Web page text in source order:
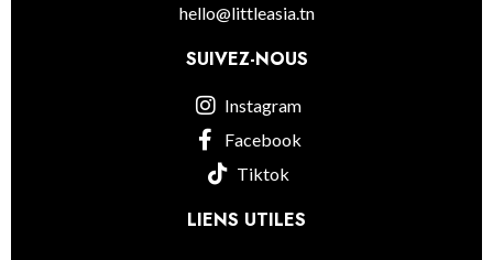
hello@littleasia.tn
SUIVEZ-NOUS
Instagram
Facebook
Tiktok
LIENS UTILES